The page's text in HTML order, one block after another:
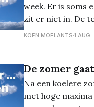
week. Er is soms
zit er niet in. De
gedurende deze week. Het weekend geeft
KOEN MOELANTS 1
De zomer
Na een koelere
met hoge maxima na zondag.